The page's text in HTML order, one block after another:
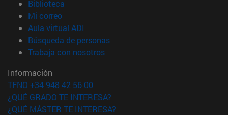
Biblioteca
Mi correo(abre en nueva ventana)
Aula virtual ADI
Búsqueda de personas(abre en nueva ventana)
Trabaja con nosotros(abre en nueva ventana)
Información
TFNO +34 948 42 56 00
¿QUÉ GRADO TE INTERESA?
¿QUÉ MÁSTER TE INTERESA?